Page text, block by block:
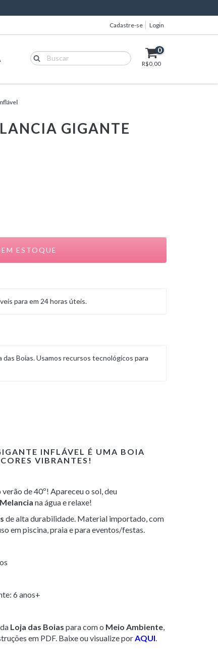
Cadastre-se Login
0
R$0,00
GIGANTE
para em 24 horas úteis.
Boias. Usamos recursos tecnológicos para
INFLÁVEL É UMA BOIA
VIBRANTES!
de 40º! Apareceu o sol, deu
na água e relaxe!
de alta durabilidade. Material importado, com
em piscina, praia e para eventos/festas.
6 anos+
da Loja das Boias para com o Meio Ambiente,
em PDF. Baixe ou visualize porAQUI.